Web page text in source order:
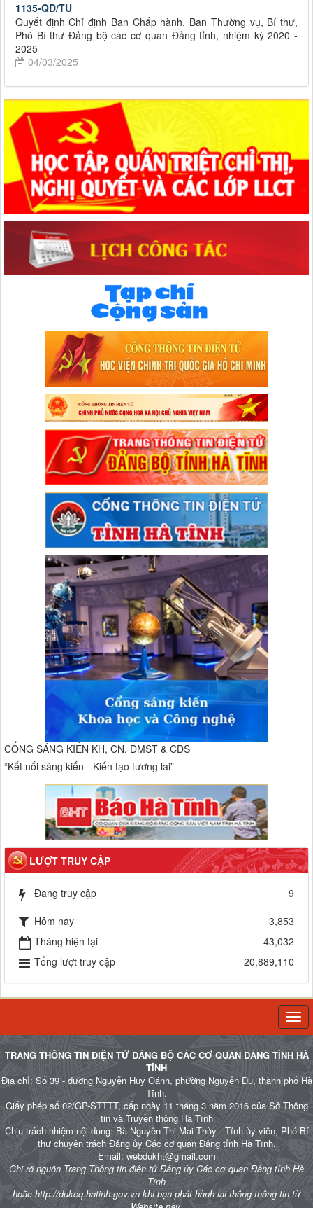
1135-QĐ/TU
Quyết định Chỉ định Ban Chấp hành, Ban Thường vụ, Bí thư,
Phó Bí thư Đảng bộ các cơ quan Đảng tỉnh, nhiệm kỳ 2020 -
2025
04/03/2025
CỔNG SÁNG KIẾN KH, CN, ĐMST & CĐS
“Kết nối sáng kiến - Kiến tạo tương lai”
LƯỢT TRUY CẬP
Đang truy cập
9
Hôm nay
3,853
Tháng hiện tại
43,032
Tổng lượt truy cập
20,889,110
TRANG THÔNG TIN ĐIỆN TỬ ĐẢNG BỘ CÁC CƠ QUAN ĐẢNG TỈNH HÀ
TĨNH
Địa chỉ: Số 39 - đường Nguyễn Huy Oánh, phường Nguyễn Du, thành phố Hà
Tĩnh.
Giấy phép số 02/GP-STTTT, cấp ngày 11 tháng 3 năm 2016 của Sở Thông
tin và Truyền thông Hà Tĩnh
Chịu trách nhiệm nội dung: Bà Nguyễn Thị Mai Thủy - Tỉnh ủy viên, Phó Bí
thư chuyên trách Đảng ủy Các cơ quan Đảng tỉnh Hà Tĩnh.
Email: webdukht@gmail.com
Ghi rõ nguồn Trang Thông tin điện tử Đảng ủy Các cơ quan Đảng tỉnh Hà
Tĩnh
hoặc http://dukcq.hatinh.gov.vn khi bạn phát hành lại thông thông tin từ